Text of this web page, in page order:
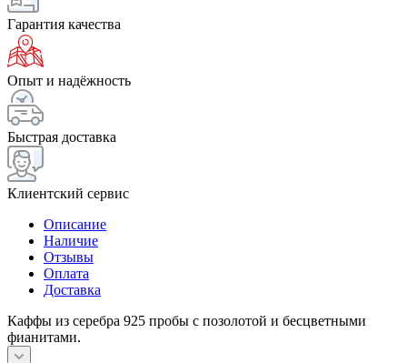
Гарантия качества
Опыт и надёжность
Быстрая доставка
Клиентский сервис
Описание
Наличие
Отзывы
Оплата
Доставка
Каффы из серебра 925 пробы с позолотой и бесцветными
фианитами.